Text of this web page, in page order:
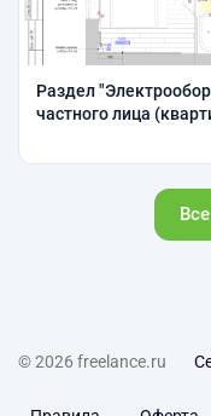
Раздел
частного лица
© 2026 freelance.ru